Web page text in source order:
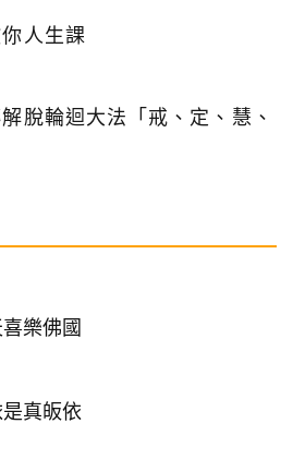
人生課
脫輪迴大法「戒、定、慧、
樂佛國
真皈依